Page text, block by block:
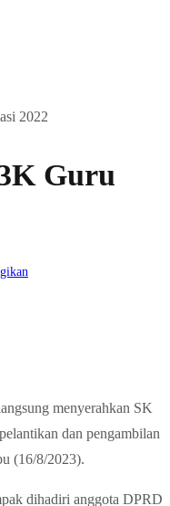
2022
Guru
menyerahkan SK
dan pengambilan
(16/8/2023).
dihadiri anggota DPRD